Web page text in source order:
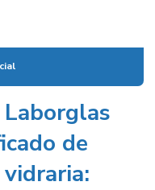
Laborglas
de